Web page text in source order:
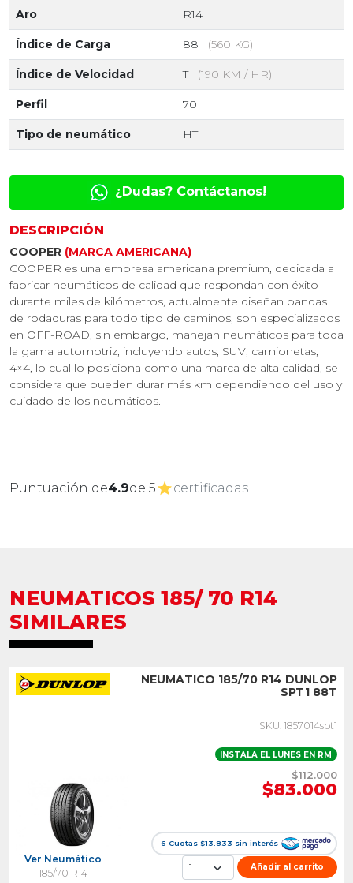
Aro R14
Índice de Carga 88 (560 KG)
Índice de Velocidad T (190 KM / HR)
Perfil 70
Tipo de neumático HT
¿Dudas? Contáctanos!
DESCRIPCIÓN
COOPER (MARCA AMERICANA)
COOPER es una empresa americana premium, dedicada a
fabricar neumáticos de calidad que respondan con éxito
durante miles de kilómetros, actualmente diseñan bandas
de rodaduras para todo tipo de caminos, son especializados
en OFF-ROAD, sin embargo, manejan neumáticos para toda
la gama automotriz, incluyendo autos, SUV, camionetas,
4×4, lo cual lo posiciona como una marca de alta calidad, se
considera que pueden durar más km dependiendo del uso y
cuidado de los neumáticos.
Puntuación de4.9de 5 certificadas
NEUMATICOS 185/ 70 R14
SIMILARES
NEUMATICO 185/70 R14 DUNLOP
SPT1 88T
SKU: 1857014spt1
INSTALA EL LUNES EN RM
$112.000
$83.000
6 Cuotas $13.833 sin interés
Ver Neumático
185/70 R14
Añadir al carrito